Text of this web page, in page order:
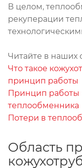
В целом,
рекуперации
Читайте в наших
Что такое
принцип работы
Принцип работы
теплообменника
Потери в
Область